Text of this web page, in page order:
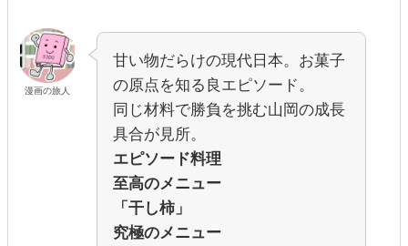
漫画の旅人
甘い物だらけの現代日本。お菓子
の原点を知る良エピソード。
同じ材料で勝負を挑む山岡の成長
具合が見所。
エピソード料理
至高のメニュー
「干し柿」
究極のメニュー